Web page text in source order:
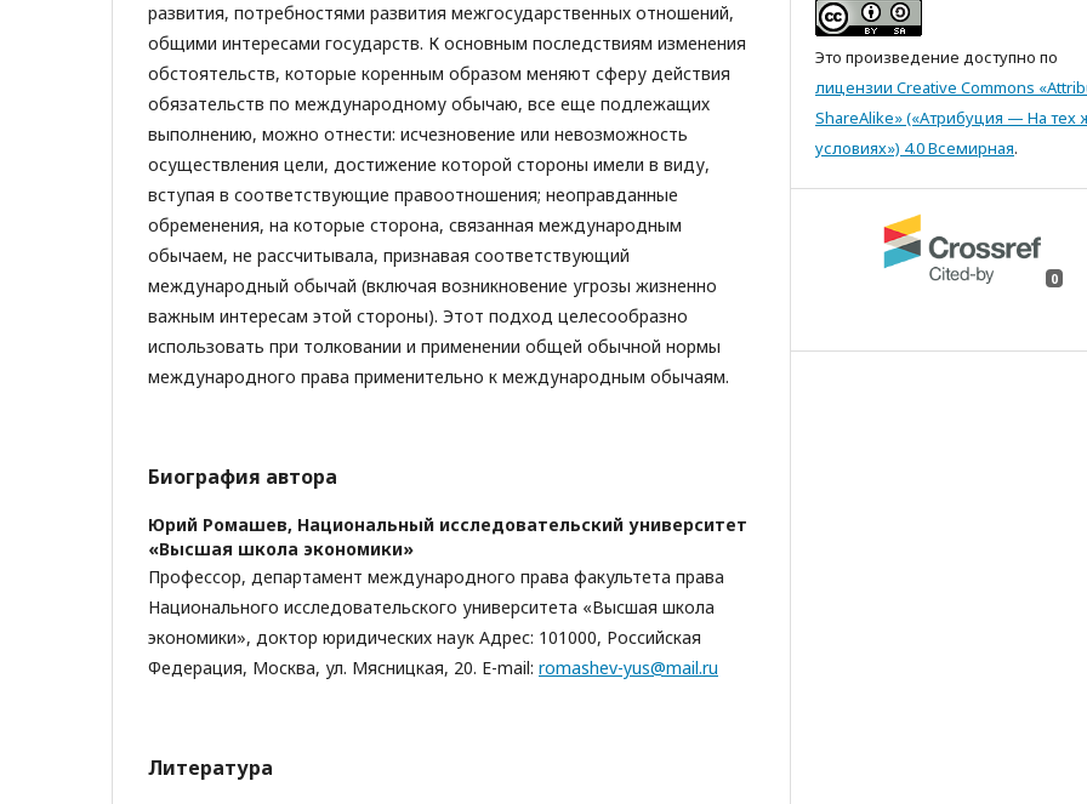
развития, потребностями развития межгосударственных отношений,
общими интересами государств. К основным последствиям изменения
обстоятельств, которые коренным образом меняют сферу действия
обязательств по международному обычаю, все еще подлежащих
выполнению, можно отнести: исчезновение или невозможность
осуществления цели, достижение которой стороны имели в виду,
вступая в соответствующие правоотношения; неоправданные
обременения, на которые сторона, связанная международным
обычаем, не рассчитывала, признавая соответствующий
международный обычай (включая возникновение угрозы жизненно
важным интересам этой стороны). Этот подход целесообразно
использовать при толковании и применении общей обычной нормы
международного права применительно к международным обычаям.
Биография автора
Юрий Ромашев, Национальный исследовательский университет
«Высшая школа экономики»
Профессор, департамент международного права факультета права
Национального исследовательского университета «Высшая школа
экономики», доктор юридических наук Адрес: 101000, Российская
Федерация, Москва, ул. Мясницкая, 20. E-mail: romashev-yus@mail.ru
Литература
Это произведение доступно по
лицензии Creative Commons
ShareAlike» («Атрибуция — На тех
условиях») 4.0 Всемирная.
0